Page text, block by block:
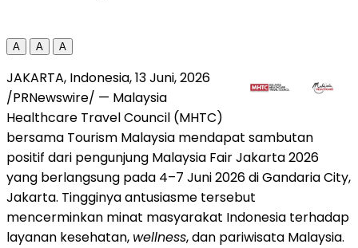
A A A
JAKARTA, Indonesia,13 Juni, 2026
/PRNewswire/ — Malaysia
Healthcare Travel Council (MHTC)
bersama Tourism Malaysia mendapat sambutan
positif dari pengunjung Malaysia Fair Jakarta 2026
yang berlangsung pada 4–7 Juni 2026 di Gandaria City,
Jakarta. Tingginya antusiasme tersebut
mencerminkan minat masyarakat Indonesia terhadap
layanan kesehatan, wellness, dan pariwisata Malaysia.